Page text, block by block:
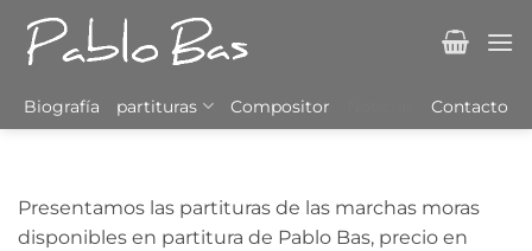
Saltar
contenido
Biografía partituras Compositor Contacto
Presentamos las partituras de las marchas moras
disponibles en partitura de Pablo Bas, precio en